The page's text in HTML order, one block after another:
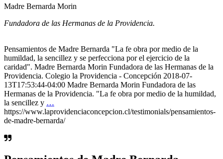
Madre Bernarda Morin
Fundadora de las Hermanas de la Providencia.
Pensamientos de Madre Bernarda "La fe obra por medio de la
humildad, la sencillez y se perfecciona por el ejercicio de la
caridad". Madre Bernarda Morin Fundadora de las Hermanas de la
Providencia. Colegio la Providencia - Concepción 2018-07-
13T17:53:44-04:00 Madre Bernarda Morin Fundadora de las
Hermanas de la Providencia. "La fe obra por medio de la humildad,
la sencillez y …
https://www.laprovidenciaconcepcion.cl/testimonials/pensamientos-
de-madre-bernarda/